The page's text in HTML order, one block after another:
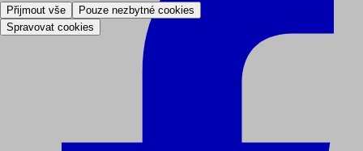
Přijmout vše
Pouze nezbytné cookies
Spravovat cookies